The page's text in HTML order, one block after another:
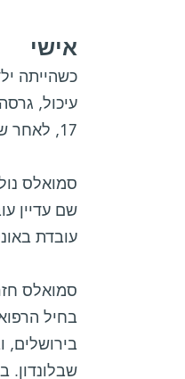
אישי
כשהייתה
עיכול,
17, לאחר שהשתתפה במחנה קיץ על שם בסי לורנס במכון ויצמן למדע, החליטה להיות מדענית.
סמואלס
שם עדיין
עובדת
סמואלס
בחיל